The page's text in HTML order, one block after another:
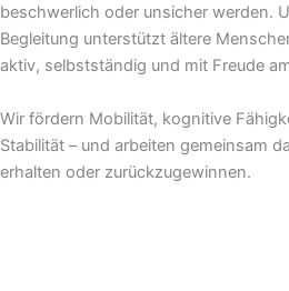
beschwerlich oder unsicher werden.
Begleitung unterstützt ältere
aktiv, selbstständig und mit Freude
Wir fördern Mobilität, kognitive
Stabilität – und arbeiten gemeinsam
erhalten oder zurückzugewinnen.